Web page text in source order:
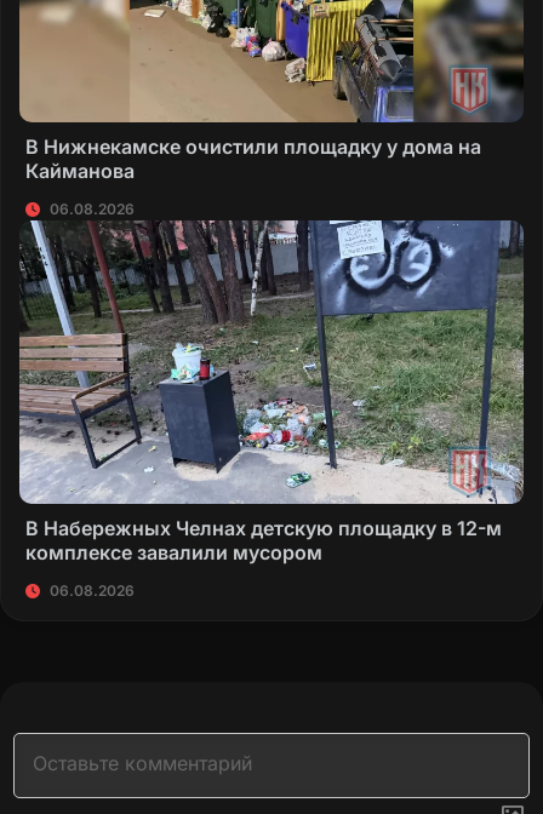
В Нижнекамске очистили площадку у дома на
Кайманова
06.08.2026
В Набережных Челнах детскую площадку в 12-м
комплексе завалили мусором
06.08.2026